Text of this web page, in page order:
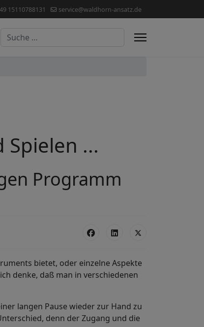
15110788131 service@waldhorn-ansatz.de
Suchen
...
Programm
bietet, oder einzelne Aspekte
denke, daß man in verschiedenen
langen Pause wieder zur Hand zu
denn der Zugang und die